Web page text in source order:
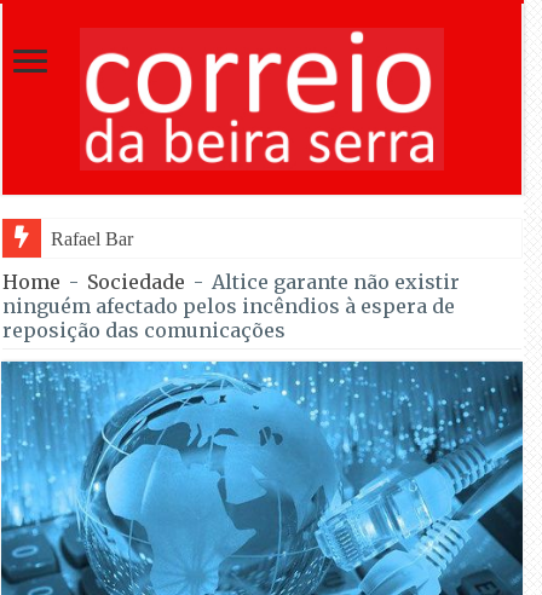
Rafael Barbas foi sétimo na Torre na est
Home - Sociedade - Altice garante não existir
ninguém afectado pelos incêndios à espera de
reposição das comunicações